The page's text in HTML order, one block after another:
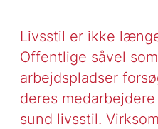
Livsstil er ikke
Offentlige såvel
arbejdspladser
deres
sund livsstil.